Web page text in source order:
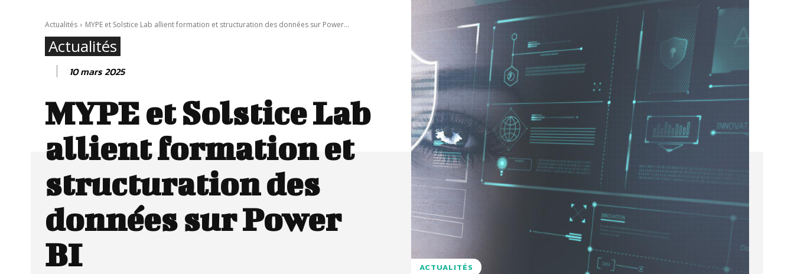
Actualités MYPE et Solstice Lab allient formation et structuration des données sur Power...
Actualités
10 mars 2025
MYPE et Solstice Lab
allient formation et
structuration des
données sur Power
BI
ACTUALITÉS